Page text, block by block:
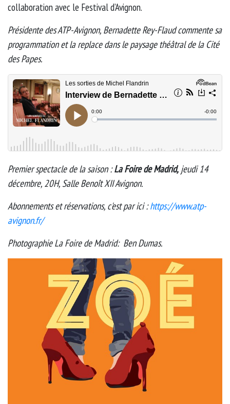
collaboration avec le Festival d’Avignon.
Présidente des ATP-Avignon, Bernadette Rey-Flaud commente sa
programmation et la replace dans le paysage théâtral de la Cité
des Papes.
Premier spectacle de la saison :La Foire de Madrid, jeudi 14
décembre, 20H, Salle Benoît XII Avignon.
Abonnementset réservations, c'est par ici :https://www.atp-
avignon.fr/
Photographie La Foire de Madrid: Ben Dumas.